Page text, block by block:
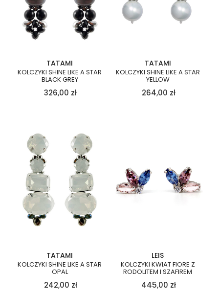
TATAMI
KOLCZYKI SHINE LIKE A STAR
BLACK GREY
326,00 zł
TATAMI
KOLCZYKI SHINE LIKE A STAR
YELLOW
264,00 zł
TATAMI
KOLCZYKI SHINE LIKE A STAR
OPAL
242,00 zł
LEIS
KOLCZYKI KWIAT FIORE Z
RODOLITEM I SZAFIREM
445,00 zł